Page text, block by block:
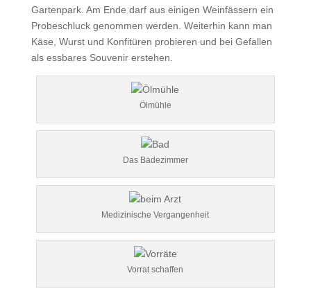
Gartenpark. Am Ende darf aus einigen Weinfässern ein
Probeschluck genommen werden. Weiterhin kann man
Käse, Wurst und Konfitüren probieren und bei Gefallen
als essbares Souvenir erstehen.
Ölmühle
Das Badezimmer
Medizinische Vergangenheit
Vorrat schaffen